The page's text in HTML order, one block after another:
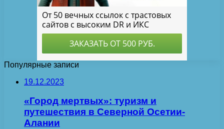
Популярные записи
19.12.2023
«Город мертвых»: туризм и
путешествия в Северной Осетии-
Алании